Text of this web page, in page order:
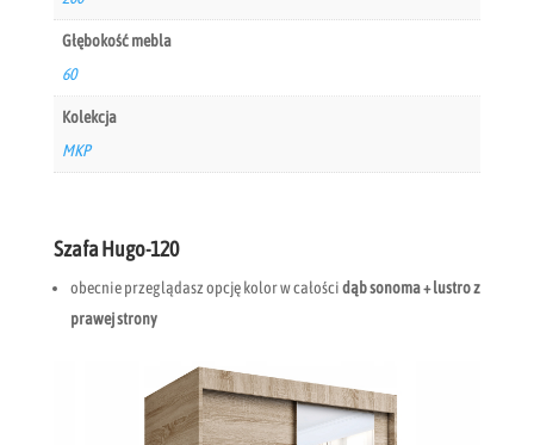
Szafa Hugo-120
obecnie przeglądasz opcję kolor w całościdąb sonoma + lustro z
prawej strony
Głębokość mebla
60
Kolekcja
MKP